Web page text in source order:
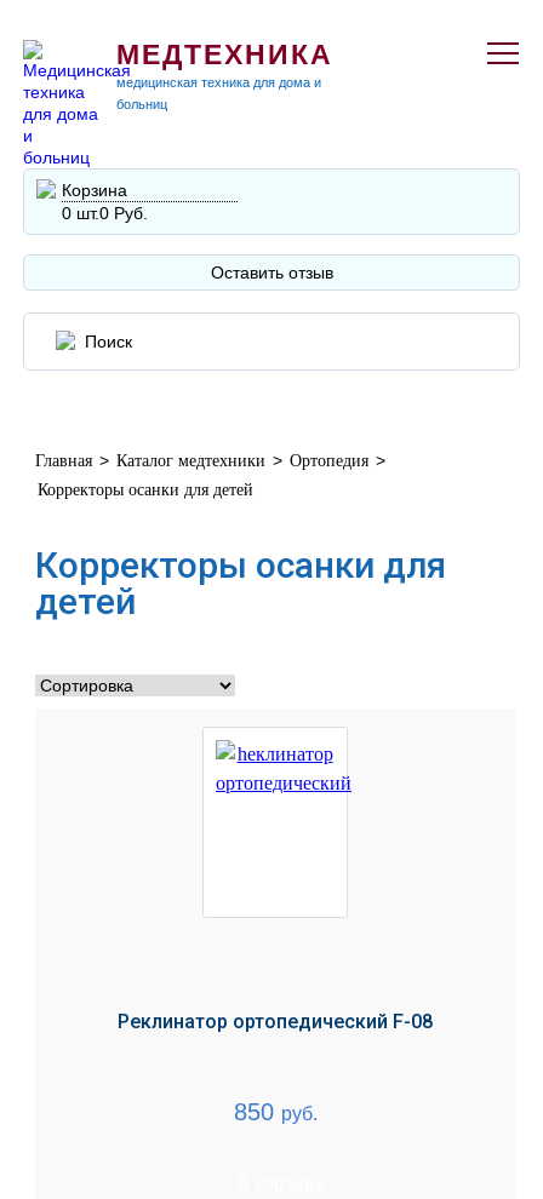
МЕДТЕХНИКА
медицинская техника для дома и
больниц
Корзина
0 шт.0 Руб.
Оставить отзыв
Главная > Каталог медтехники > Ортопедия >
Корректоры осанки для детей
Корректоры осанки для
детей
Реклинатор ортопедический F-08
850 руб.